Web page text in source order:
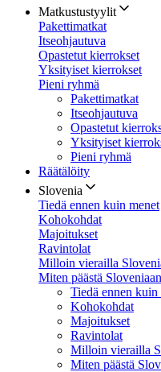
Matkustustyylit
Pakettimatkat
Itseohjautuva
Opastetut kierrokset
Yksityiset kierrokset
Pieni ryhmä
Pakettimatkat
Itseohjautuva
Opastetut
Yksityiset
Pieni ryhmä
Räätälöity
Slovenia
Tiedä ennen kuin menet
Kohokohdat
Majoitukset
Ravintolat
Milloin vierailla
Miten päästä
Tiedä ennen kuin
Kohokohdat
Majoitukset
Ravintolat
Milloin vierailla
Miten päästä